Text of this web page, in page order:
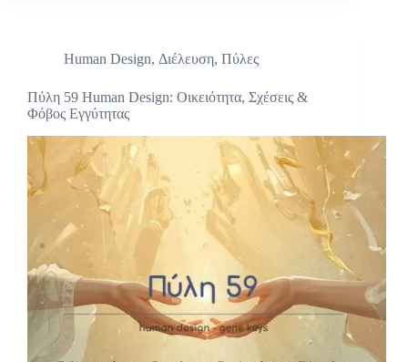
Human Design, Διέλευση, Πύλες
Πύλη 59 Human Design: Οικειότητα, Σχέσεις &
Φόβος Εγγύτητας